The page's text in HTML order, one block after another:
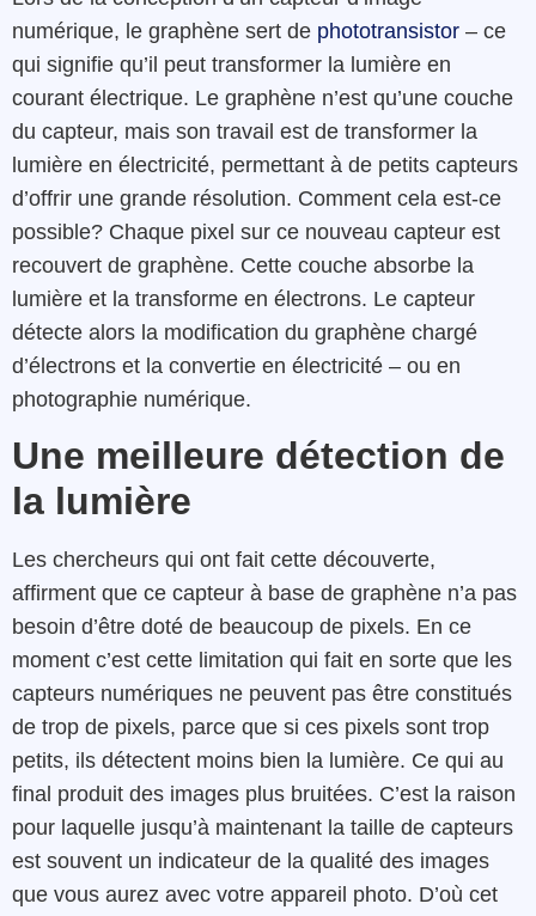
numérique, le graphène sert de phototransistor – ce
qui signifie qu’il peut transformer la lumière en
courant électrique. Le graphène n’est qu’une couche
du capteur, mais son travail est de transformer la
lumière en électricité, permettant à de petits capteurs
d’offrir une grande résolution. Comment cela est-ce
possible? Chaque pixel sur ce nouveau capteur est
recouvert de graphène. Cette couche absorbe la
lumière et la transforme en électrons. Le capteur
détecte alors la modification du graphène chargé
d’électrons et la convertie en électricité – ou en
photographie numérique.
Une meilleure détection de
la lumière
Les chercheurs qui ont fait cette découverte,
affirment que ce capteur à base de graphène n’a pas
besoin d’être doté de beaucoup de pixels. En ce
moment c’est cette limitation qui fait en sorte que les
capteurs numériques ne peuvent pas être constitués
de trop de pixels, parce que si ces pixels sont trop
petits, ils détectent moins bien la lumière. Ce qui au
final produit des images plus bruitées. C’est la raison
pour laquelle jusqu’à maintenant la taille de capteurs
est souvent un indicateur de la qualité des images
que vous aurez avec votre appareil photo. D’où cet